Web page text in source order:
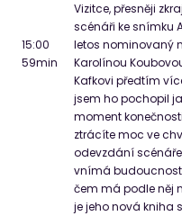
15:00
59min
Vizitce, přesněji
scénáři ke snímku
letos nominovaný
Karolínou
Kafkovi předtím
jsem ho pochopil
moment
ztrácíte moc ve
odevzdání scénáře
vnímá budoucnost
čem má podle něj
je jeho nová kniha